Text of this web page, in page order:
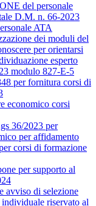
del personale
D.M. n. 66-2023
ATA
dei moduli del
per orientarsi
esperto
modulo 827-E-5
per fornitura corsi di
economico corsi
36/2023 per
per affidamento
corsi di formazione
per supporto al
avviso di selezione
riservato al